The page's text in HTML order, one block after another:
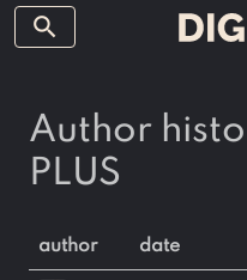
search
Author history for: USR-
PLUS
author date